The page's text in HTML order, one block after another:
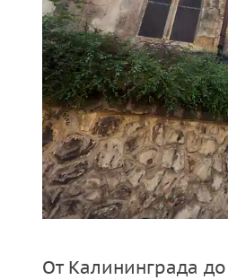
От Калининграда